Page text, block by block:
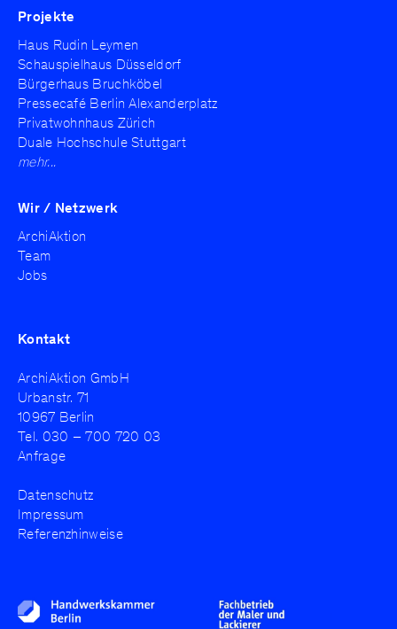
Projekte
Haus Rudin Leymen
Schauspielhaus Düsseldorf
Bürgerhaus Bruchköbel
Pressecafé Berlin Alexanderplatz
Privatwohnhaus Zürich
Duale Hochschule Stuttgart
mehr...
Wir / Netzwerk
ArchiAktion
Team
Jobs
Kontakt
ArchiAktion GmbH
Urbanstr. 71
10967 Berlin
Tel. 030 – 700 720 03
Anfrage
Datenschutz
Impressum
Referenzhinweise